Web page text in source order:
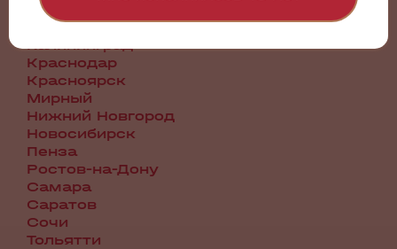
Екатеринбург
Иркутск
Калининград
Краснодар
Красноярск
Мирный
Нижний Новгород
Новосибирск
Пенза
Ростов-на-Дону
Самара
Саратов
Сочи
Тольятти